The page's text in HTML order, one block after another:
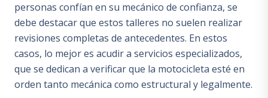
personas confían en su mecánico de confianza, se
debe destacar que estos talleres no suelen realizar
revisiones completas de antecedentes. En estos
casos, lo mejor es acudir a servicios especializados,
que se dedican a verificar que la motocicleta esté en
orden tanto mecánica como estructural y legalmente.